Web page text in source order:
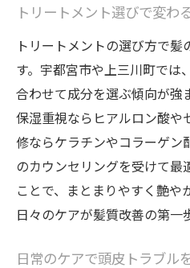
法
頭皮ダメージを抑
髪質改善に役立つ
口コミで評価の高
髪・ヘアカラー・
談例
専門家が推奨する
ヘアカラー後の頭皮ケ
ヘアカラー後の頭
髪と頭皮の健康を守
トリートメント選びで変わ
トリートメントの選び方で
す。宇都宮市や上三川町では
合わせて成分を選ぶ傾向が強
保湿重視ならヒアルロン酸や
修ならケラチンやコラーゲン
のカウンセリングを受けて
ことで、まとまりやすく艶や
日々のケアが髪質改善の第一
日常のケアで頭皮トラブル